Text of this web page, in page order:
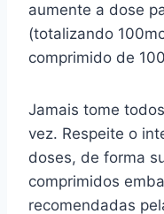
aumente a dose
(totalizando
comprimido de
Jamais tome
vez. Respeite o
doses, de forma
comprimidos
recomendadas